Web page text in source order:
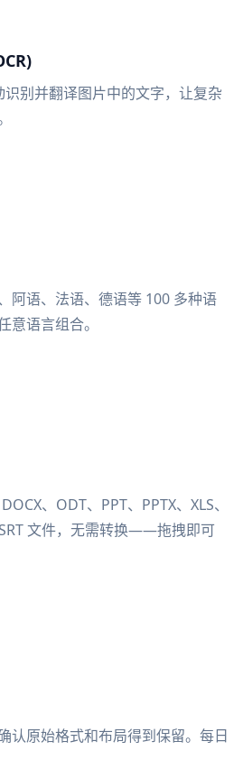
识别并翻译图片中的文字，让复杂
阿语、法语、德语等 100 多种语
意语言组合。
、ODT、PPT、PPTX、XLS、
SRT 文件，无需转换——拖拽即可
认原始格式和布局得到保留。每日